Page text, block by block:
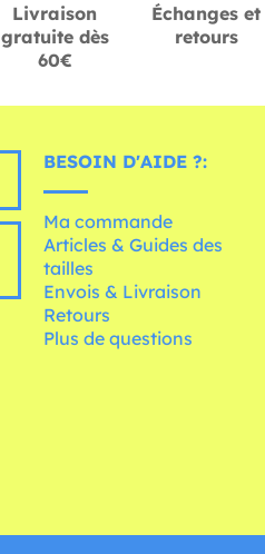
Livraison
gratuite dès
60€
Échanges et
retours
BESOIN D'AIDE ?:
Ma commande
Articles & Guides des
tailles
Envois & Livraison
Retours
Plus de questions